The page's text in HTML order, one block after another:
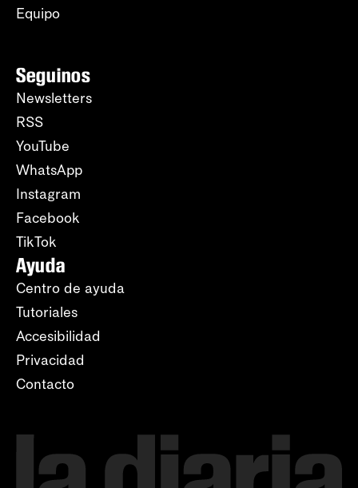
Equipo
Seguinos
Newsletters
RSS
YouTube
WhatsApp
Instagram
Facebook
TikTok
Ayuda
Centro de ayuda
Tutoriales
Accesibilidad
Privacidad
Contacto